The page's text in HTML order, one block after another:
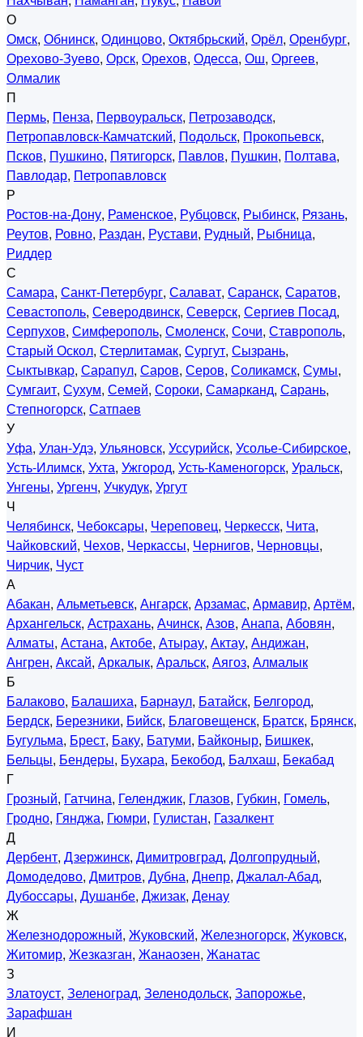
О
Омск, Обнинск, Одинцово, Октябрьский, Орёл, Оренбург,
Орехово-Зуево, Орск, Орехов, Одесса, Ош, Оргеев,
Олмалик
П
Пермь, Пенза, Первоуральск, Петрозаводск,
Петропавловск-Камчатский, Подольск, Прокопьевск,
Псков, Пушкино, Пятигорск, Павлов, Пушкин, Полтава,
Павлодар, Петропавловск
Р
Ростов-на-Дону, Раменское, Рубцовск, Рыбинск, Рязань,
Реутов, Ровно, Раздан, Рустави, Рудный, Рыбница,
Риддер
С
Самара, Санкт-Петербург, Салават, Саранск, Саратов,
Севастополь, Северодвинск, Северск, Сергиев Посад,
Серпухов, Симферополь, Смоленск, Сочи, Ставрополь,
Старый Оскол, Стерлитамак, Сургут, Сызрань,
Сыктывкар, Сарапул, Саров, Серов, Соликамск, Сумы,
Сумгаит, Сухум, Семей, Сороки, Самарканд, Сарань,
Степногорск, Сатпаев
У
Уфа, Улан-Удэ, Ульяновск, Уссурийск, Усолье-Сибирское,
Усть-Илимск, Ухта, Ужгород, Усть-Каменогорск, Уральск,
Унгены, Ургенч, Учкудук, Ургут
Ч
Челябинск, Чебоксары, Череповец, Черкесск, Чита,
Чайковский, Чехов, Черкассы, Чернигов, Черновцы,
Чирчик, Чуст
А
Абакан, Альметьевск, Ангарск, Арзамас, Армавир, Артём,
Архангельск, Астрахань, Ачинск, Азов, Анапа, Абовян,
Алматы, Астана, Актобе, Атырау, Актау, Андижан,
Ангрен, Аксай, Аркалык, Аральск, Аягоз, Алмалык
Б
Балаково, Балашиха, Барнаул, Батайск, Белгород,
Бердск, Березники, Бийск, Благовещенск, Братск, Брянск,
Бугульма, Брест, Баку, Батуми, Байконыр, Бишкек,
Бельцы, Бендеры, Бухара, Бекобод, Балхаш, Бекабад
Г
Грозный, Гатчина, Геленджик, Глазов, Губкин, Гомель,
Гродно, Гянджа, Гюмри, Гулистан, Газалкент
Д
Дербент, Дзержинск, Димитровград, Долгопрудный,
Домодедово, Дмитров, Дубна, Днепр, Джалал-Абад,
Дубоссары, Душанбе, Джизак, Денау
Ж
Железнодорожный, Жуковский, Железногорск, Жуковск,
Житомир, Жезказган, Жанаозен, Жанатас
З
Златоуст, Зеленоград, Зеленодольск, Запорожье,
Зарафшан
И